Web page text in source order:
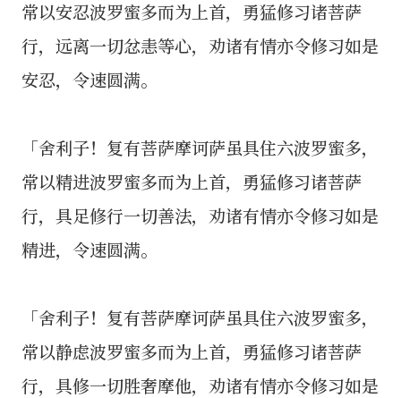
常以安忍波罗蜜多而为上首，勇猛修习诸菩萨
行，远离一切忿恚等心，劝诸有情亦令修习如是
安忍，令速圆满。
「舍利子！复有菩萨摩诃萨虽具住六波罗蜜多，
常以精进波罗蜜多而为上首，勇猛修习诸菩萨
行，具足修行一切善法，劝诸有情亦令修习如是
精进，令速圆满。
「舍利子！复有菩萨摩诃萨虽具住六波罗蜜多，
常以静虑波罗蜜多而为上首，勇猛修习诸菩萨
行，具修一切胜奢摩他，劝诸有情亦令修习如是